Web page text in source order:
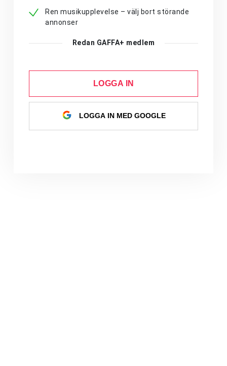
Ren musikupplevelse – välj bort störande
annonser
Redan GAFFA+ medlem
LOGGA IN
LOGGA IN MED GOOGLE